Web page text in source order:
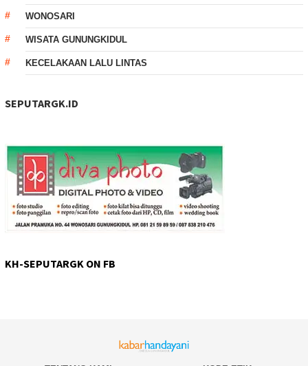
WONOSARI
WISATA GUNUNGKIDUL
KECELAKAAN LALU LINTAS
SEPUTARGK.ID
KH-SEPUTARGK ON FB